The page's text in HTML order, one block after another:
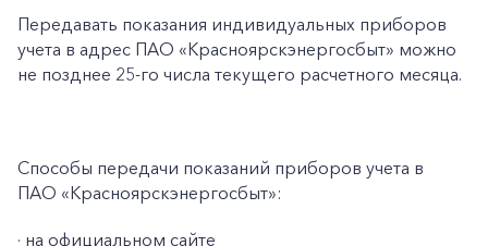
Передавать показания индивидуальных приборов
учета в адрес ПАО «Красноярскэнергосбыт» можно
не позднее 25-го числа текущего расчетного месяца.
Способы передачи показаний приборов учета в
ПАО «Красноярскэнергосбыт»:
· на официальном сайте